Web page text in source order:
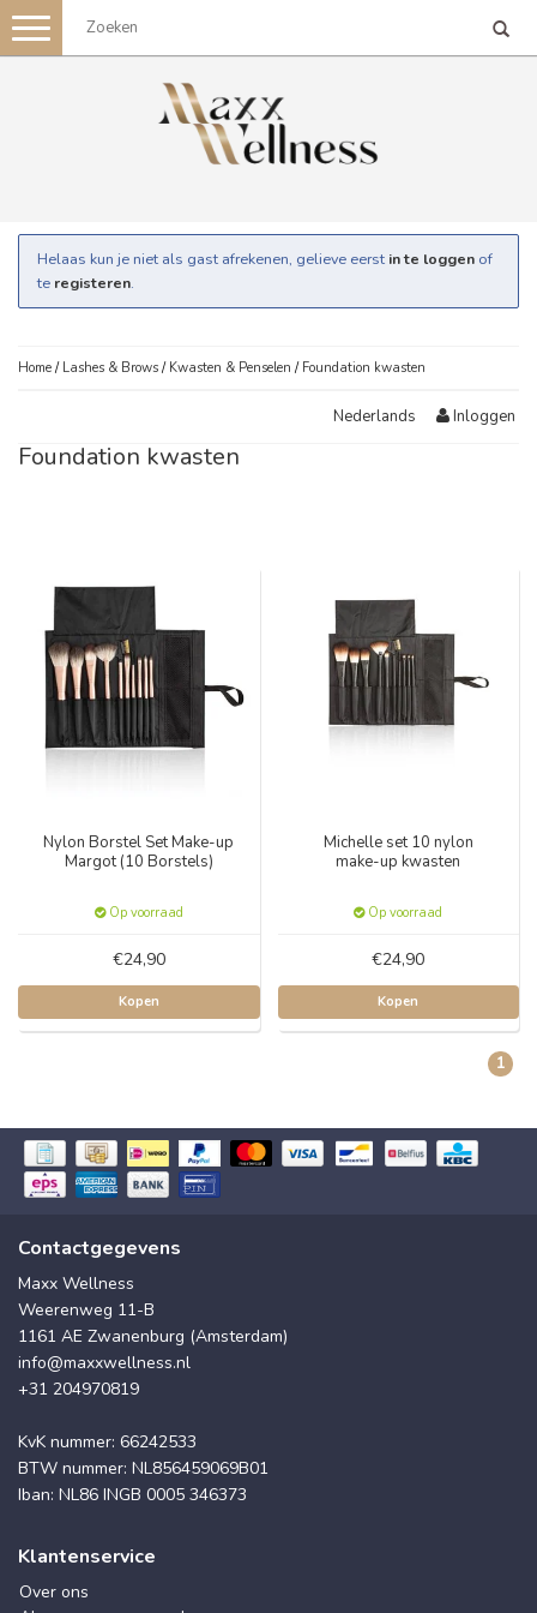
Toggle
navigation
Helaas kun je niet als gast afrekenen, gelieve eerst in te loggen of
te registeren.
Home / Lashes & Brows / Kwasten & Penselen / Foundation kwasten
Nederlands Inloggen
Foundation kwasten
Nylon Borstel Set Make-up
Margot (10 Borstels)
Op voorraad
€24,90
Kopen
Michelle set 10 nylon
make-up kwasten
Op voorraad
€24,90
Kopen
1
Contactgegevens
Maxx Wellness
Weerenweg 11-B
1161 AE Zwanenburg (Amsterdam)
info@maxxwellness.nl
+31 204970819
KvK nummer: 66242533
BTW nummer: NL856459069B01
Iban: NL86 INGB 0005 346373
Klantenservice
Over ons